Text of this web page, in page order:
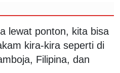
lewat ponton, kita bisa
kira-kira seperti di
Filipina, dan